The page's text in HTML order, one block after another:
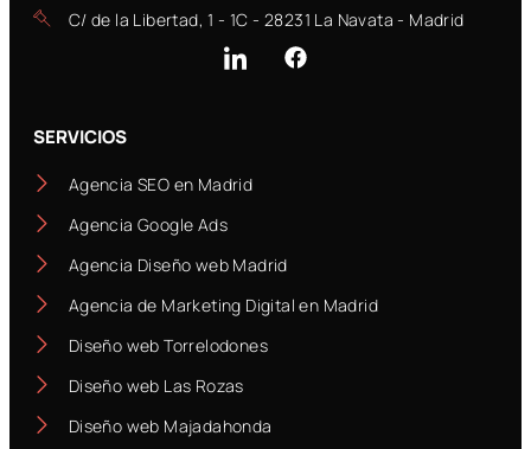
C/ de la Libertad, 1 - 1C - 28231 La Navata - Madrid
SERVICIOS
Agencia SEO en Madrid
Agencia Google Ads
Agencia Diseño web Madrid
Agencia de Marketing Digital en Madrid
Diseño web Torrelodones
Diseño web Las Rozas
Diseño web Majadahonda